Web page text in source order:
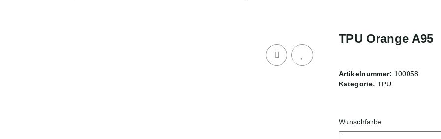
TPU Orange A95
Artikelnummer: 100058
Kategorie: TPU
Wunschfarbe